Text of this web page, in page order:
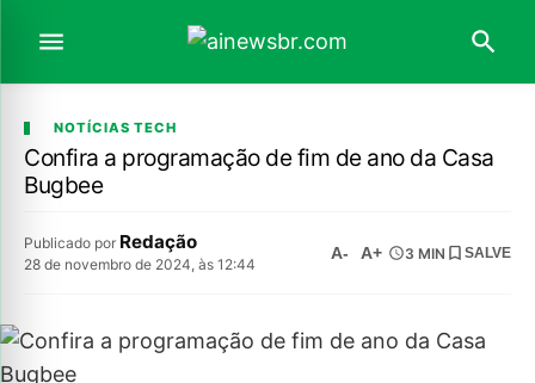
NOTÍCIAS TECH
Confira a programação de fim de ano da Casa
Bugbee
Publicado por Redação
28 de novembro de 2024, às 12:44
A- A+ 3 MIN SALVE